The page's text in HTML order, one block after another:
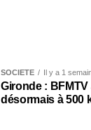
SOCIÉTÉ Il y a 1
Gironde :
désormais à 500